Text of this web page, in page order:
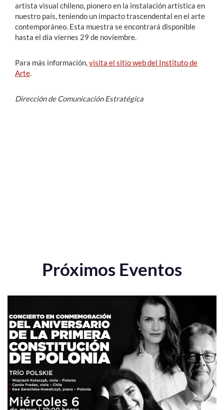
artista visual chileno, pionero en la instalación artística en
nuestro país, teniendo un impacto trascendental en el arte
contemporáneo. Esta muestra se encontrará disponible
hasta el día viernes 29 de noviembre.
Para más información, visita el sitio web del Instituto de
Arte
Dirección de Comunicación Estratégica
Próximos Eventos